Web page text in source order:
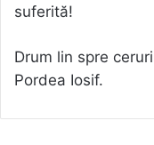
suferită!
Drum lin spre
Pordea Iosif.